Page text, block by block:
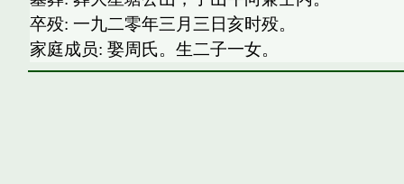
卒殁: 一九二零年三月三日亥时殁。
家庭成员: 娶周氏。生二子一女。